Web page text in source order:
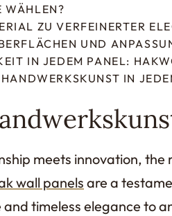
WÄHLEN?
ZU VERFEINERTER
UND
IN JEDEM PANEL:
IN
meets innovation, the
wall panelsare a
timeless elegance to